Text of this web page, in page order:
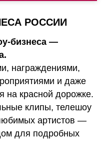
РОССИИ
бизнеса —
награждениями,
и даже
на красной дорожке.
клипы, телешоу
артистов —
для подробных